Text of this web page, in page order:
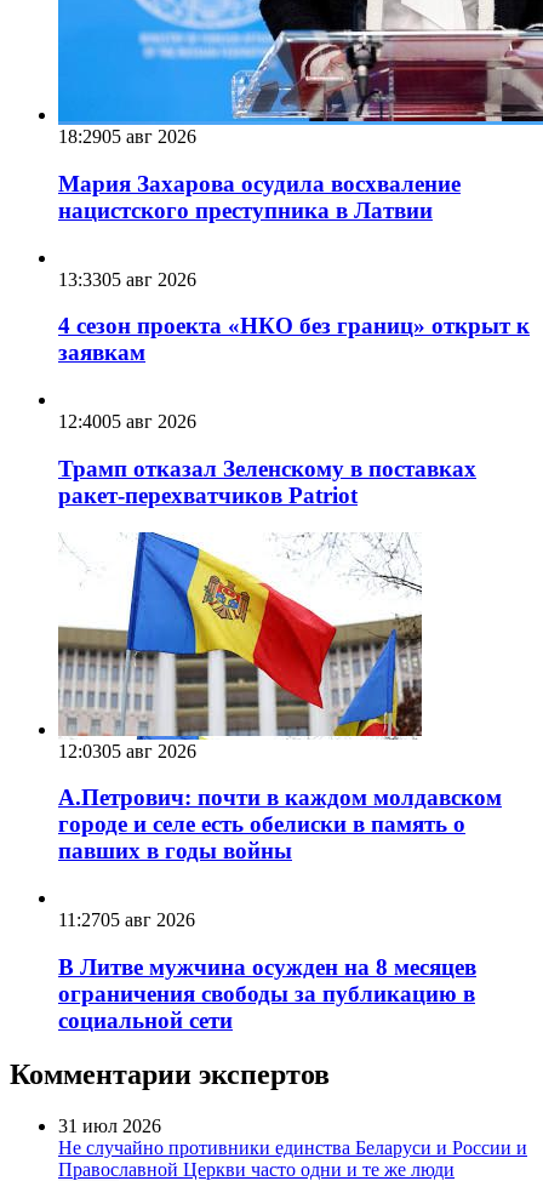
18:2905 авг 2026
Мария Захарова осудила восхваление
нацистского преступника в Латвии
13:3305 авг 2026
4 сезон проекта «НКО без границ» открыт к
заявкам
12:4005 авг 2026
Трамп отказал Зеленскому в поставках
ракет-перехватчиков Patriot
12:0305 авг 2026
А.Петрович: почти в каждом молдавском
городе и селе есть обелиски в память о
павших в годы войны
11:2705 авг 2026
В Литве мужчина осужден на 8 месяцев
ограничения свободы за публикацию в
социальной сети
Комментарии экспертов
31 июл 2026
Не случайно противники единства Беларуси и России и
Православной Церкви часто одни и те же люди